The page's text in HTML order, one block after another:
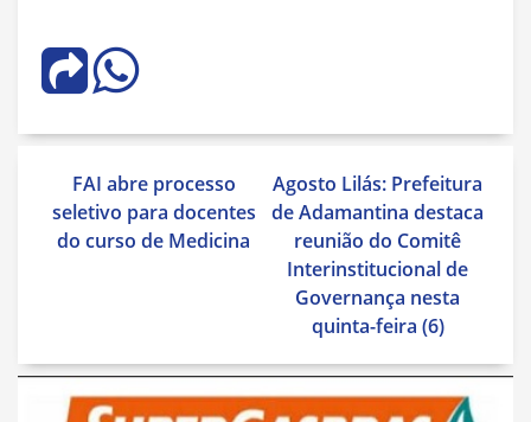
Navegação
de
Post
FAI abre processo
seletivo para docentes
do curso de Medicina
Agosto Lilás: Prefeitura
de Adamantina destaca
reunião do Comitê
Interinstitucional de
Governança nesta
quinta-feira (6)